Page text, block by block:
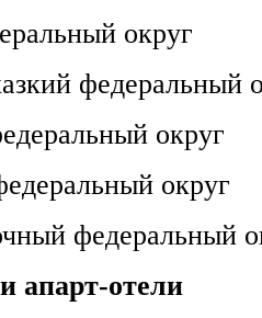
округ
федеральный
округ
округ
федеральный
апарт-отели